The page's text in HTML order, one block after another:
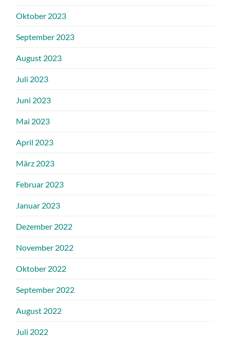
Oktober 2023
September 2023
August 2023
Juli 2023
Juni 2023
Mai 2023
April 2023
März 2023
Februar 2023
Januar 2023
Dezember 2022
November 2022
Oktober 2022
September 2022
August 2022
Juli 2022